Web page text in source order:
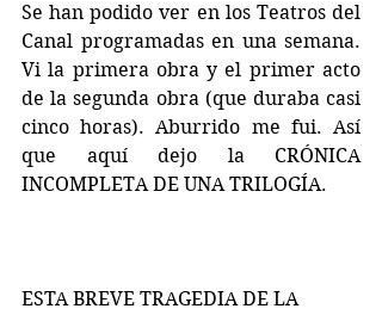
Se han podido ver en los Teatros del
Canal programadas en una semana.
Vi la primera obra y el primer acto
de la segunda obra (que duraba casi
cinco horas). Aburrido me fui. Así
que aquí dejo la CRÓNICA
INCOMPLETA DE UNA TRILOGÍA.
ESTA BREVE TRAGEDIA DE LA